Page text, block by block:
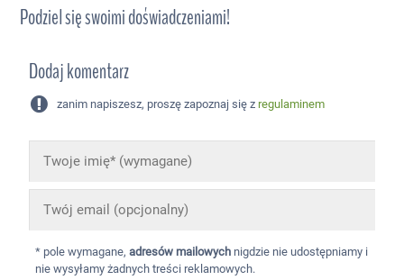
Podziel się swoimi doświadczeniami!
Dodaj komentarz
zanim napiszesz, proszę zapoznaj się z regulaminem
* pole wymagane,adresów mailowych nigdzie nie udostępniamy i
nie wysyłamy żadnych treści reklamowych.